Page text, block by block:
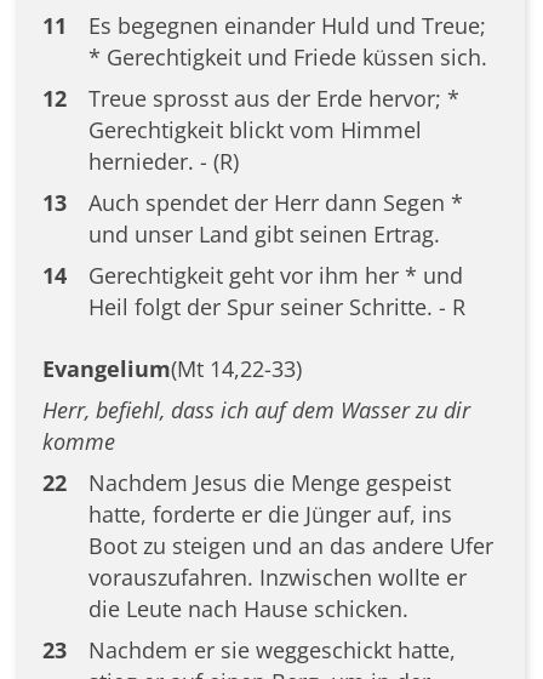
11
Es begegnen einander Huld und Treue;
* Gerechtigkeit und Friede küssen sich.
12
Treue sprosst aus der Erde hervor; *
Gerechtigkeit blickt vom Himmel
hernieder. - (R)
13
Auch spendet der Herr dann Segen *
und unser Land gibt seinen Ertrag.
14
Gerechtigkeit geht vor ihm her * und
Heil folgt der Spur seiner Schritte. - R
Evangelium(Mt 14,22-33)
Herr, befiehl, dass ich auf dem Wasser zu dir
komme
22
Nachdem Jesus die Menge gespeist
hatte, forderte er die Jünger auf, ins
Boot zu steigen und an das andere Ufer
vorauszufahren. Inzwischen wollte er
die Leute nach Hause schicken.
23
Nachdem er sie weggeschickt hatte,